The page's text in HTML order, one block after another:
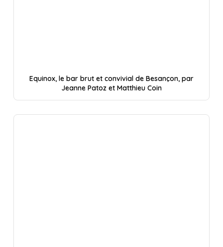
Equinox, le bar brut et convivial de Besançon, par
Jeanne Patoz et Matthieu Coin